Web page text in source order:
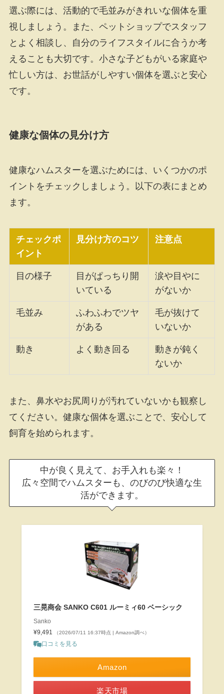
選ぶ際には、活動的で毛並みがきれいな個体を重
視しましょう。また、ペットショップでスタッフ
とよく相談し、自分のライフスタイルに合うか考
えることも大切です。小さな子どもがいる家庭や
忙しい方は、お世話がしやすい個体を選ぶと安心
です。
健康な個体の見分け方
健康なハムスターを選ぶためには、いくつかのポ
イントをチェックしましょう。以下の表にまとめ
ます。
チェックポ
イント
見分け方のコツ 注意点
目の様子
目がぱっちり開
いている
涙や目やに
がないか
毛並み
ふわふわでツヤ
がある
毛が抜けて
いないか
動き よく動き回る
動きが鈍く
ないか
また、鼻水やお尻周りが汚れていないかも観察し
てください。健康な個体を選ぶことで、安心して
飼育を始められます。
中が良く見えて、お手入れも楽々！
広々空間でハムスターも、のびのび快適な生
活ができます。
三晃商会 SANKO C601 ルーミィ60 ベーシック
Sanko
¥9,491
（2026/07/11 16:37時点 | Amazon調べ）
口コミを見る
Amazon
楽天市場